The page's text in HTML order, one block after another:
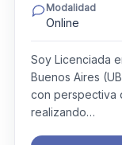
Modalidad
Online
Soy Licenciada
Buenos Aires
con perspectiva
realizando…